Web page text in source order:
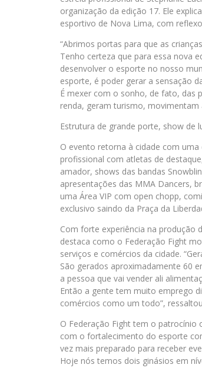
organização da edição 17. Ele
esportivo de Nova Lima, com
“Abrimos portas para que as
Tenho certeza que para essa nova
desenvolver o esporte no nosso
esporte, é poder gerar a sensação
É mexer com o sonho, de fato, das
renda, geram turismo,
Estrutura de grande porte, show de
O evento retorna à cidade com
profissional com atletas de
amador, shows das bandas
apresentações das MMA Dancers,
uma Área VIP com open chopp,
exclusivo saindo da Praça da
Com forte experiência na produção
destaca como o Federação Fight
serviços e comércios da cidade.
São gerados aproximadamente 60
a pessoa que vai vender ali
Então a gente tem muito emprego
comércios como um todo”,
O Federação Fight tem o
com o fortalecimento do esporte
vez mais preparado para receber
Hoje nós temos dois ginásios em